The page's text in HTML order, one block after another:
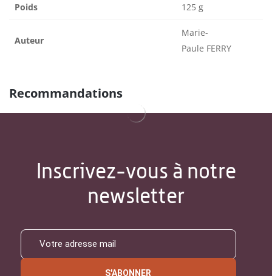
Poids 125 g
Auteur
Marie-
Paule FERRY
Recommandations
Inscrivez-vous à notre
newsletter
S'ABONNER